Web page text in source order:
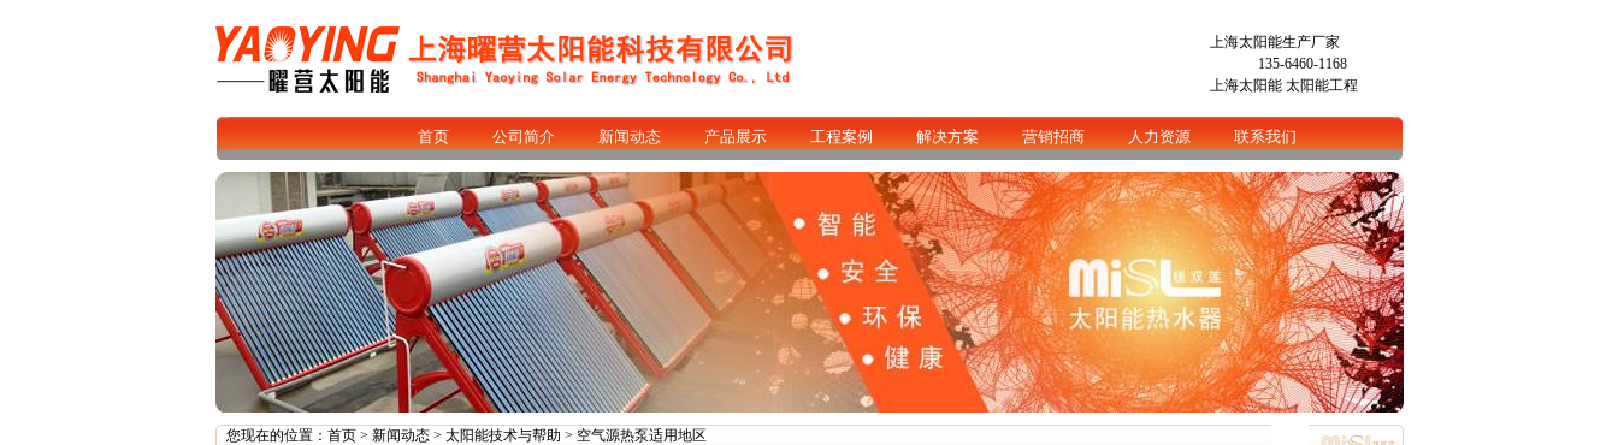
上海太阳能生产厂家
135-6460-1168
上海太阳能 太阳能工程
首页 公司简介 新闻动态 产品展示 工程案例 解决方案 营销招商 人力资源 联系我们
您现在的位置： 首页> 新闻动态> 太阳能技术与帮助 > 空气源热泵适用地区